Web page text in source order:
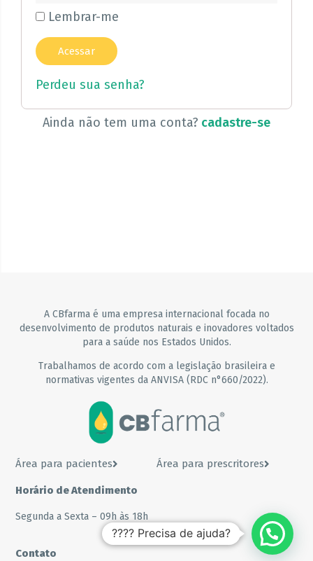
Lembrar-me
Perdeu sua senha?
Ainda não tem uma conta? cadastre-se
A CBfarma é uma empresa internacional focada no
desenvolvimento de produtos naturais e inovadores voltados
para a saúde nos Estados Unidos.
Trabalhamos de acordo com a legislação brasileira e
normativas vigentes da ANVISA (RDC n°660/2022).
Área para pacientes Área para prescritores
Horário de Atendimento
Segunda a Sexta – 09h às 18h
Contato
???? Precisa de ajuda?